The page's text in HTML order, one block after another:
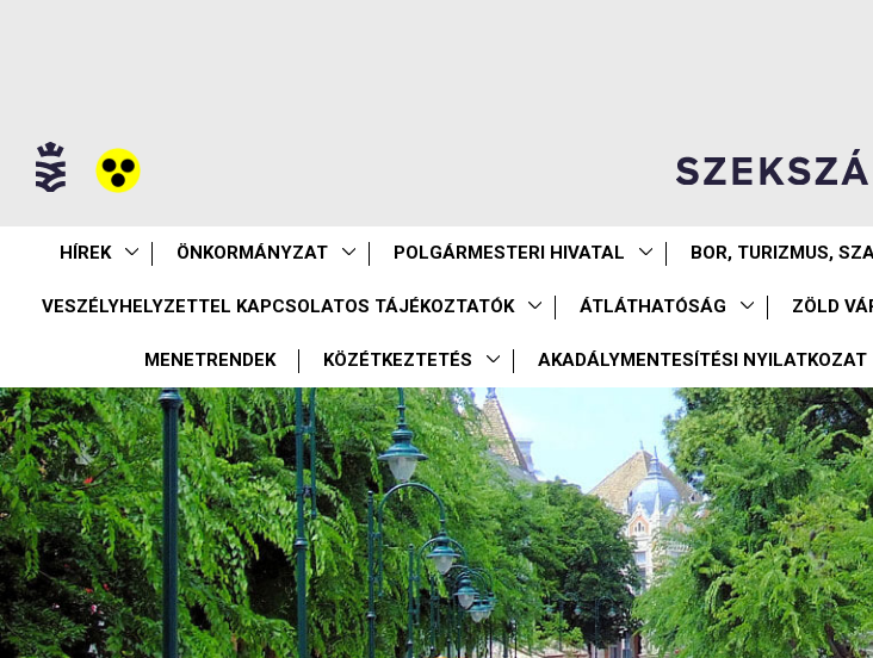
HÍREK ÖNKORMÁNYZAT POLGÁRMESTERI HIVATAL BOR, TURIZMUS,
VESZÉLYHELYZETTEL KAPCSOLATOS TÁJÉKOZTATÓK ÁTLÁTHATÓSÁG ZÖLD
MENETRENDEK KÖZÉTKEZTETÉS AKADÁLYMENTESÍTÉSI NYILATKOZAT